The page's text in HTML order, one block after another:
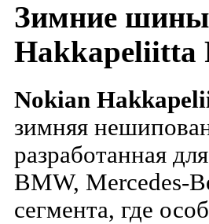
Зимние шины
Hakkapeliitta
Nokian
зимняя
разработанная
BMW, Mercedes-
сегмента, где